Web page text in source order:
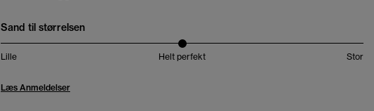
Sand til størrelsen
Lille Helt perfekt Stor
Læs Anmeldelser